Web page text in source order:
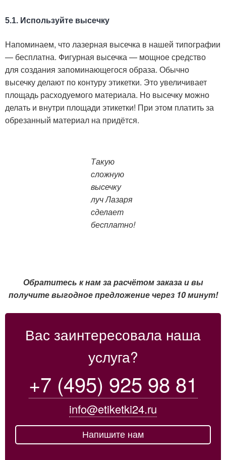
5.1. Используйте высечку
Напоминаем, что лазерная высечка в нашей типографии
— бесплатна. Фигурная высечка — мощное средство
для создания запоминающегося образа. Обычно
высечку делают по контуру этикетки. Это увеличивает
площадь расходуемого материала. Но высечку можно
делать и внутри площади этикетки! При этом платить за
обрезанный материал на придётся.
Такую
сложную
высечку
луч Лазаря
сделает
бесплатно!
Обратитесь к нам за расчётом заказа и вы
получите выгодное предложение через 10 минут!
Вас заинтересовала наша
услуга?
+7 (495) 925 98 81
info@etiketki24.ru
Напишите нам